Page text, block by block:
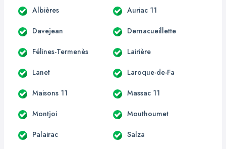
Albières Auriac 11
Davejean Dernacueillette
Félines-Termenès Lairière
Lanet Laroque-de-Fa
Maisons 11 Massac 11
Montjoi Mouthoumet
Palairac Salza